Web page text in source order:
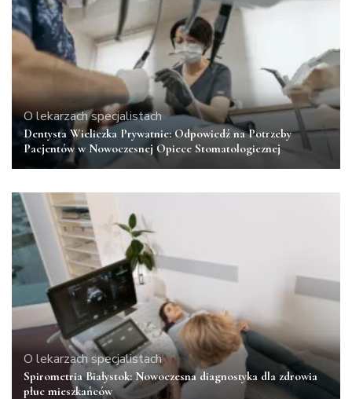
O lekarzach specjalistach
Dentysta Wieliczka Prywatnie: Odpowiedź na Potrzeby
Pacjentów w Nowoczesnej Opiece Stomatologicznej
O lekarzach specjalistach
Spirometria Białystok: Nowoczesna diagnostyka dla zdrowia
płuc mieszkańców